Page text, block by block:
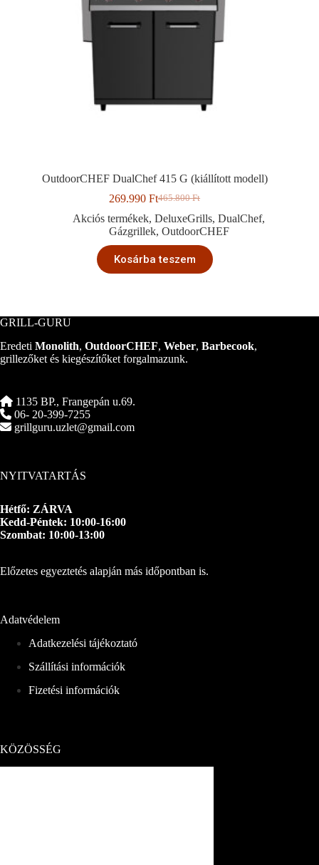
OutdoorCHEF DualChef 415 G (kiállított modell)
465.800Ft
Original
price
was:
269.990FtCurrent
price
is:
Akciós termékek,DeluxeGrills,DualChef,
Gázgrillek, OutdoorCHEF
Kosárba teszem
GRILL-GURU
Eredeti Monolith, OutdoorCHEF, Weber, Barbecook,
grillezőket és kiegészítőket forgalmazunk.
1135 BP., Frangepán u.69.
06- 20-399-7255
grillguru.uzlet@gmail.com
NYITVATARTÁS
Hétfő: ZÁRVA
Kedd-Péntek: 10:00-16:00
Szombat: 10:00-13:00
Előzetes egyeztetés alapján más időpontban is.
Adatvédelem
Adatkezelési tájékoztató
Szállítási információk
Fizetési információk
KÖZÖSSÉG